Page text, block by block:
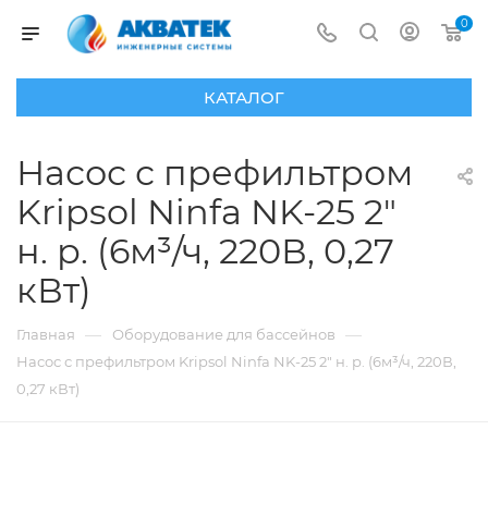
0
КАТАЛОГ
Насос с префильтром
Kripsol Ninfa NK-25 2"
н. р. (6м³/ч, 220В, 0,27
кВт)
Главная — Оборудование для бассейнов —
Насос с префильтром Kripsol Ninfa NK-25 2" н. р. (6м³/ч, 220В,
0,27 кВт)